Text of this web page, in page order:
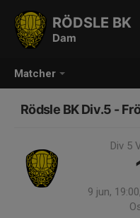
Matcher
RÖDSLE BK
Dam
Rödsle BK Div.5 -
Div 5
9 jun,